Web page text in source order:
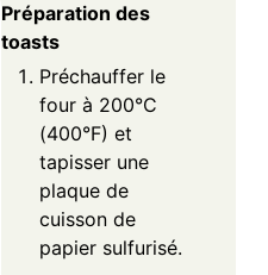
Préparation des
toasts
Préchauffer le
four à 200°C
(400°F) et
tapisser une
plaque de
cuisson de
papier sulfurisé.